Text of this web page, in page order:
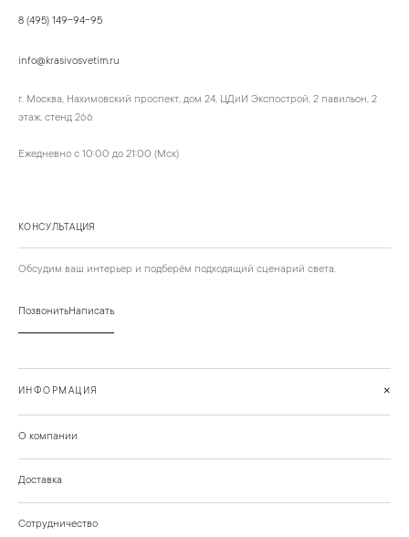
8 (495) 149-94-95
info@krasivosvetim.ru
г. Москва, Нахимовский проспект, дом 24, ЦДиИ Экспострой, 2 павильон, 2
этаж, стенд 266
Ежедневно с 10:00 до 21:00 (Мск)
КОНСУЛЬТАЦИЯ
Обсудим ваш интерьер и подберём подходящий сценарий света.
ПозвонитьНаписать
ИНФОРМАЦИЯ +
О компании
Доставка
Сотрудничество